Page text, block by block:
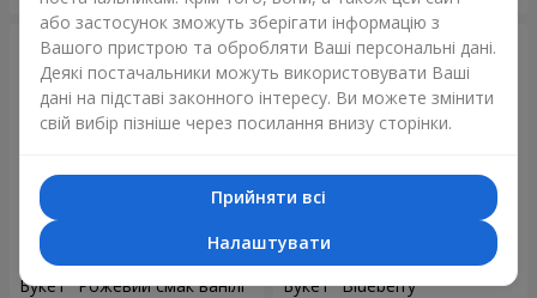
Букет "Рожевий смак ванілі" Букет "Blueberry"
або застосунок зможуть зберігати інформацію з
Вашого пристрою та обробляти Ваші персональні дані.
Деякі постачальники можуть використовувати Ваші
дані на підставі законного інтересу. Ви можете змінити
свій вибір пізніше через посилання внизу сторінки.
Прийняти всі
Налаштувати